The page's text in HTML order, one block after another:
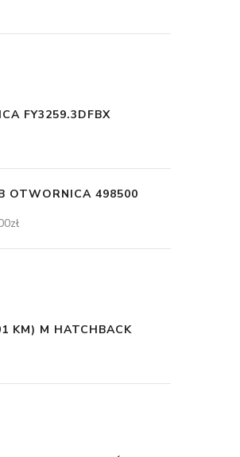
FY3259.3DFBX
OTWORNICA 498500
zł
KM) M HATCHBACK